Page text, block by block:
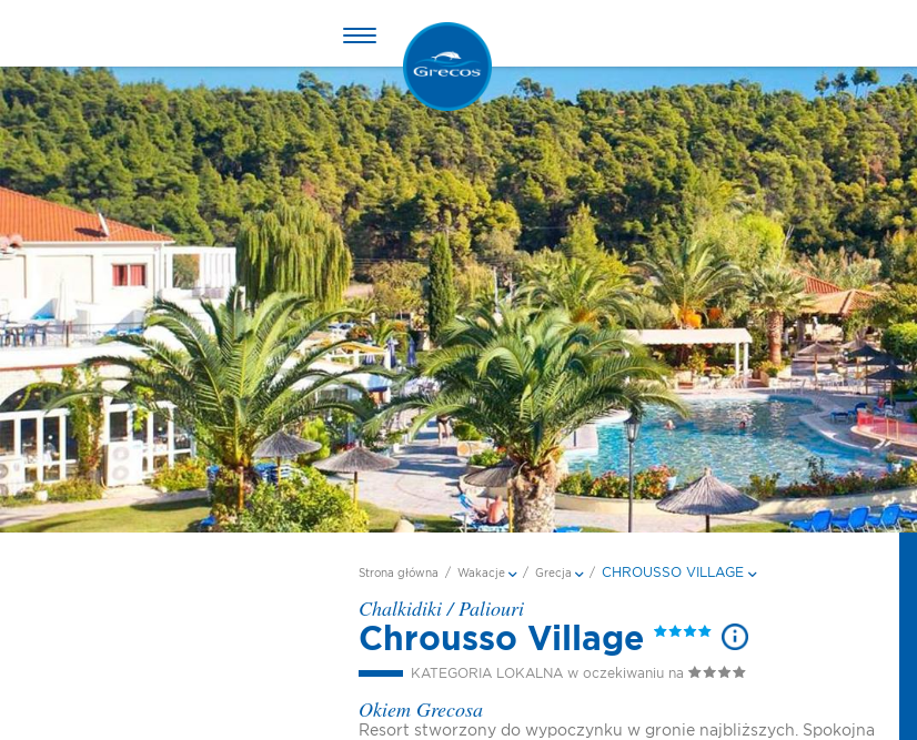
Strona główna / Wakacje / Grecja / CHROUSSO VILLAGE
Chalkidiki/Paliouri
Chrousso Village
KATEGORIA LOKALNA w oczekiwaniu na
Okiem Grecosa
Resort stworzony do wypoczynku w gronie najbliższych. Spokojna